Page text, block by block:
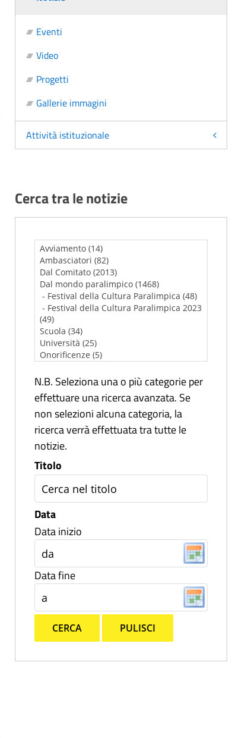
Eventi
Video
Progetti
Gallerie immagini
Attività istituzionale
Cerca tra le notizie
N.B. Seleziona una o più categorie per
effettuare una ricerca avanzata. Se
non selezioni alcuna categoria, la
ricerca verrà effettuata tra tutte le
notizie.
Titolo
Data
Data inizio
Data fine
CERCA PULISCI